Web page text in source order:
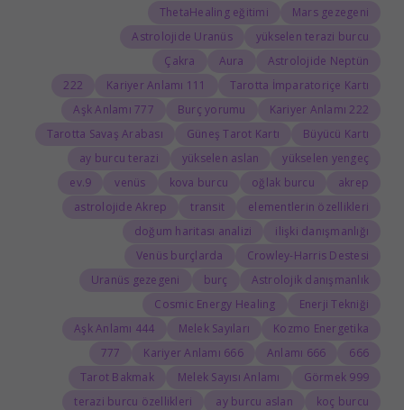
Mars gezegeni
ThetaHealing eğitimi
yükselen terazi burcu
Astrolojide Uranüs
Astrolojide Neptün
Aura
Çakra
Tarotta İmparatoriçe Kartı
111 Kariyer Anlamı
222
222 Kariyer Anlamı
Burç yorumu
777 Aşk Anlamı
Büyücü Kartı
Güneş Tarot Kartı
Tarotta Savaş Arabası
yükselen yengeç
yükselen aslan
ay burcu terazi
akrep
oğlak burcu
kova burcu
venüs
9.ev
elementlerin özellikleri
transit
astrolojide Akrep
ilişki danışmanlığı
doğum haritası analizi
Crowley-Harris Destesi
Venüs burçlarda
Astrolojik danışmanlık
burç
Uranüs gezegeni
Enerji Tekniği
Cosmic Energy Healing
Kozmo Energetika
Melek Sayıları
444 Aşk Anlamı
666
666 Anlamı
666 Kariyer Anlamı
777
999 Görmek
Melek Sayısı Anlamı
Tarot Bakmak
koç burcu
ay burcu aslan
terazi burcu özellikleri